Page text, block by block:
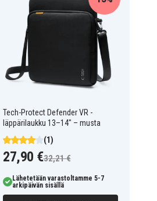
Tech-Protect Defender VR -
läppärilaukku 13–14" – musta
(1)
27,90 €32,21 €
Lähetetään varastoltamme 5-7
arkipäivän sisällä